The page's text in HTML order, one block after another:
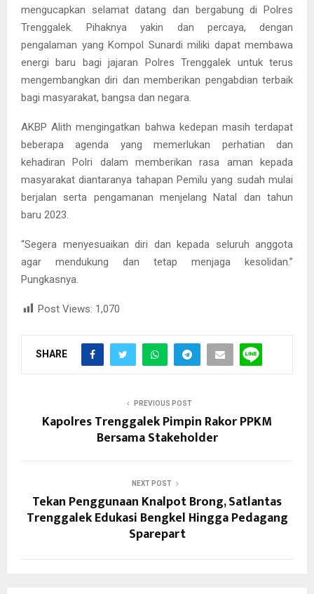
mengucapkan selamat datang dan bergabung di Polres
Trenggalek. Pihaknya yakin dan percaya, dengan
pengalaman yang Kompol Sunardi miliki dapat membawa
energi baru bagi jajaran Polres Trenggalek untuk terus
mengembangkan diri dan memberikan pengabdian terbaik
bagi masyarakat, bangsa dan negara.
AKBP Alith mengingatkan bahwa kedepan masih terdapat
beberapa agenda yang memerlukan perhatian dan
kehadiran Polri dalam memberikan rasa aman kepada
masyarakat diantaranya tahapan Pemilu yang sudah mulai
berjalan serta pengamanan menjelang Natal dan tahun
baru 2023.
“Segera menyesuaikan diri dan kepada seluruh anggota
agar mendukung dan tetap menjaga kesolidan.”
Pungkasnya.
Post Views: 1,070
SHARE
PREVIOUS POST
Kapolres Trenggalek Pimpin Rakor PPKM
Bersama Stakeholder
NEXT POST
Tekan Penggunaan Knalpot Brong, Satlantas
Trenggalek Edukasi Bengkel Hingga Pedagang
Sparepart